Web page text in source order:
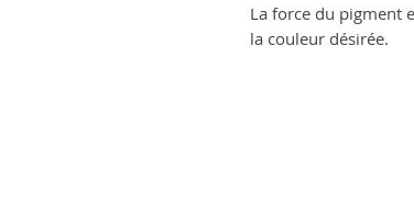
La force du pigment
la couleur désirée.